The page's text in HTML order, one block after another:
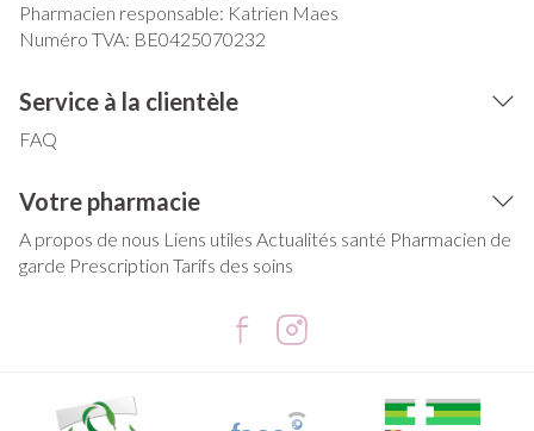
Pharmacien responsable: Katrien Maes
Numéro TVA: BE0425070232
Service à la clientèle
FAQ
Votre pharmacie
A propos de nous Liens utiles Actualités santé Pharmacien de
garde Prescription Tarifs des soins